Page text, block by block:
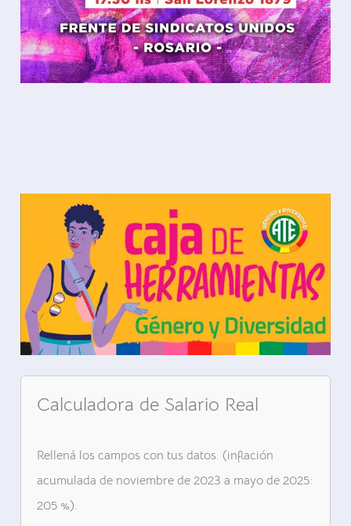
Calculadora de Salario Real
Rellená los campos con tus datos. (inflación
acumulada de noviembre de 2023 a mayo de 2025:
205 %).